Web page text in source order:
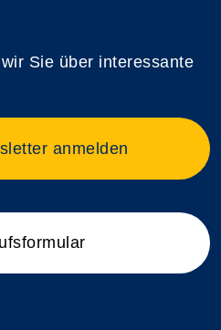
Sie über interessante
anmelden